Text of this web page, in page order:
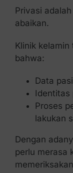
Privasi
abaikan.
Klinik
bahwa:
Data
Identitas
Proses
lakukan
Dengan
perlu merasa